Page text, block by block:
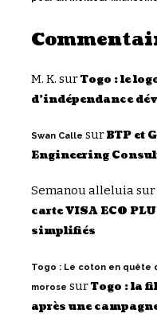
M. K. surTogo : le
d’indépendance
Swan Calle surBTP et
Engineering
Semanou alleluiasur
carte VISA ECO
simplifiés
Togo : Le coton en quête
morose surTogo : la
après une